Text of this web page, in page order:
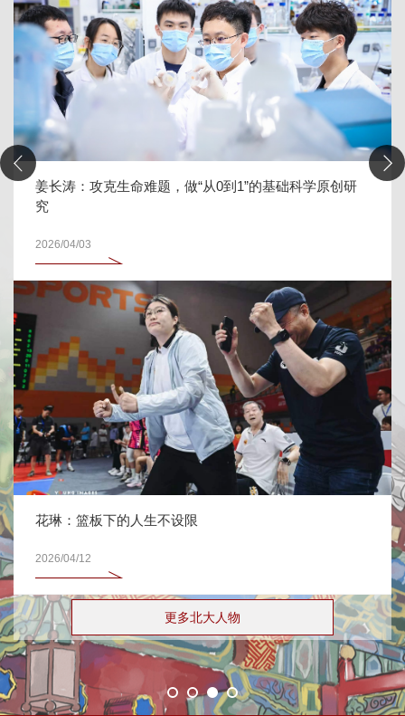
姜长涛：攻克生命难题，做“从0到1”的基础科学原创研
究
2026/04/03
花琳：篮板下的人生不设限
2026/04/12
更多北大人物